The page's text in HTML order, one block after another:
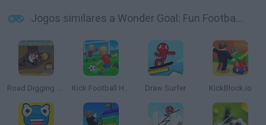
Jogos similares a Wonder Goal: Fun Football Kick
Road Digging Puzzle Kick Football Hero Draw Surfer KickBlock.io